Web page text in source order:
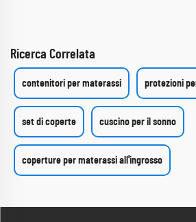
Ricerca Correlata
contenitori per materassi protezioni
set di coperte cuscino per il sonno
coperture per materassi all'ingrosso